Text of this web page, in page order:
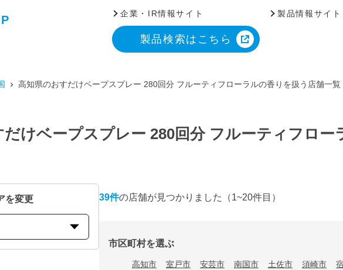
企業・IR情報サイト 製品情報サイト
製品検索はこちら
高知県のおすだけベープスプレー 280回分 フルーティフローラルの香りを扱う店舗一覧
だけベープスプレー 280回分 フルーティフロー
を変更 39件の店舗が見つかりました （1~20件目）
市区町村を選ぶ
高知市 室戸市 安芸市 南国市 土佐市 須崎市